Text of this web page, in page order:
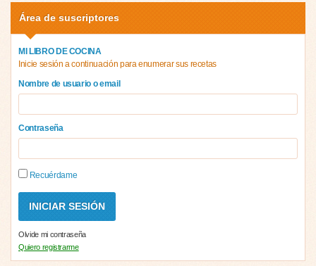
Área de suscriptores
MI LIBRO DE COCINA
Inicie sesión a continuación para enumerar sus recetas
Nombre de usuario o email
Contraseña
Recuérdame
Olvide mi contraseña
Quiero registrarme